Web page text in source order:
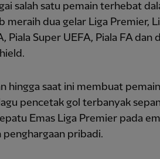
salah satu pemain terhebat
dua gelar Liga Premier,
Piala Super UEFA, Piala FA dan
hingga saat ini membuat pemain
pencetak gol terbanyak
Emas Liga Premier pada
penghargaan pribadi.